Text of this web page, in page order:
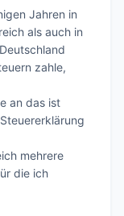
Jahren in
als auch in
zahle,
an das ist
mehrere
die ich